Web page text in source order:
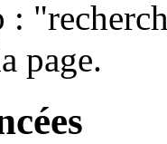
page.